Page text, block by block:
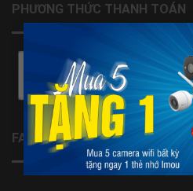
PHƯƠNG THỨC THANH TOÁN
FANPAGE